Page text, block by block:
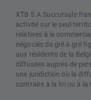
XTB S.A Succursale
activité sur le seul
relatives à la
négociés de gré à gré
aux résidents de la
diffusées auprès de
une juridiction où la
contraire à la loi ou à